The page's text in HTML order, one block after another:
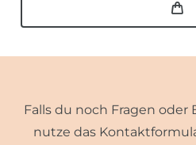
Falls du noch Fragen oder
nutze das